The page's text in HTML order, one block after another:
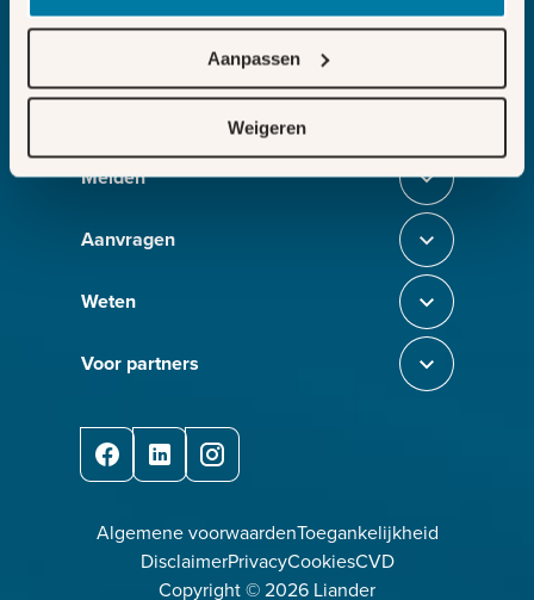
Aanpassen
Weigeren
Bezig met laden
Melden Sluit section-0
Aanvragen Sluit section-1
Weten Sluit section-2
Voor partners Sluit section-3
FacebookLinkedInInstagram
Algemene voorwaardenToegankelijkheid
DisclaimerPrivacyCookiesCVD
Copyright ©2026 Liander